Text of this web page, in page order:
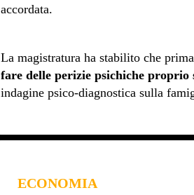
accordata.
La magistratura ha stabilito che
fare delle perizie psichiche proprio
indagine psico-diagnostica sulla
ECONOMIA